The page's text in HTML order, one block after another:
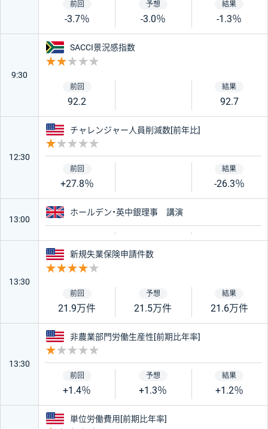
-3.7％ -3.0％ -1.3％
9:30
南アフリカ
SACCI景況感指数
92.2 92.7
12:30
アメリカ
チャレンジャー人員削減数[前年比]
+27.8％ -26.3％
13:00
イギリス
ホールデン・英中銀理事 講演
13:30
アメリカ
新規失業保険申請件数
21.9万件 21.5万件 21.6万件
13:30
アメリカ
非農業部門労働生産性[前期比年率]
+1.4％ +1.3％ +1.2％
アメリカ
単位労働費用[前期比年率]